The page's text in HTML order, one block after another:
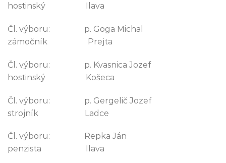
hostinský Ilava
Čl. výboru: p. Goga Michal
zámočník Prejta
Čl. výboru: p. Kvasnica Jozef
hostinský Košeca
Čl. výboru: p. Gergelič Jozef
strojník Ladce
Čl. výboru: Repka Ján
penzista Ilava